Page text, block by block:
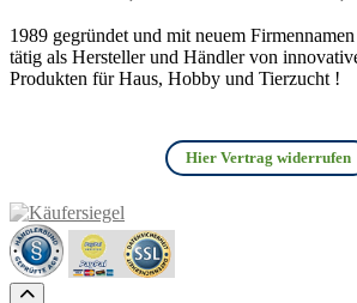
1989 gegründet und mit neuem
tätig als Hersteller und Händler von
Produkten für Haus, Hobby und Tierzucht !
Hier Vertrag widerrufen